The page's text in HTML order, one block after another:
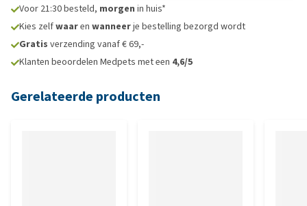
Voor 21:30 besteld, morgen in huis*
Kies zelfwaaren wanneerje bestelling bezorgd wordt
Gratis verzending vanaf € 69,-
Klanten beoordelen Medpets met een 4,6/5
Gerelateerde producten